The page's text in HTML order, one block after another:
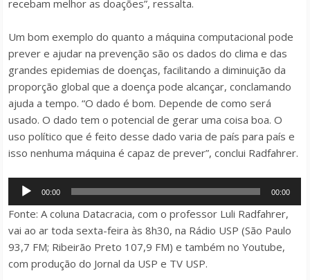
recebam melhor as doações”, ressalta.
Um bom exemplo do quanto a máquina computacional pode
prever e ajudar na prevenção são os dados do clima e das
grandes epidemias de doenças, facilitando a diminuição da
proporção global que a doença pode alcançar, conclamando
ajuda a tempo. “O dado é bom. Depende de como será
usado. O dado tem o potencial de gerar uma coisa boa. O
uso político que é feito desse dado varia de país para país e
isso nenhuma máquina é capaz de prever”, conclui Radfahrer.
Tocador
de
áudio
00:00 00:00
Fonte: A coluna Datacracia, com o professor Luli Radfahrer,
vai ao ar toda sexta-feira às 8h30, na Rádio USP (São Paulo
93,7 FM; Ribeirão Preto 107,9 FM) e também no Youtube,
com produção do Jornal da USP e TV USP.